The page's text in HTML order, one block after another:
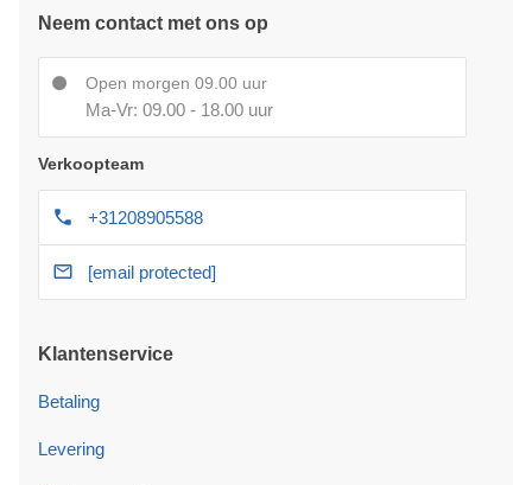
Neem contact met ons op
Open morgen 09.00 uur
Ma-Vr: 09.00 - 18.00 uur
Verkoopteam
+31208905588
[email protected]
Klantenservice
Betaling
Levering